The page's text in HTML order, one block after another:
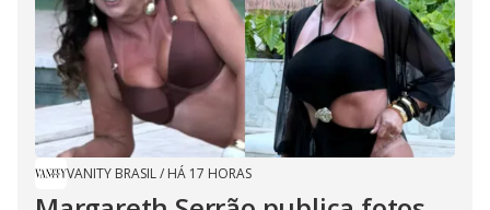
VANITY BRASIL/ HÁ 17 HORAS